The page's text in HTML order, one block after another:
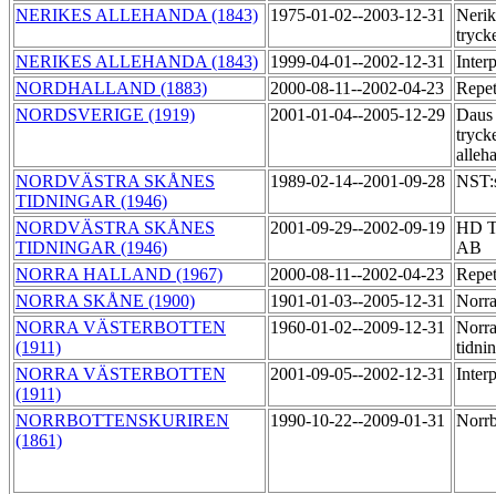
NERIKES ALLEHANDA (1843)
1975-01-02--2003-12-31
NERIKES ALLEHANDA (1843)
1999-04-01--2002-12-31
NORDHALLAND (1883)
2000-08-11--2002-04-23
NORDSVERIGE (1919)
2001-01-04--2005-12-29 Daus
NORDVÄSTRA SKÅNES
TIDNINGAR (1946)
1989-02-14--2001-09-28
NORDVÄSTRA SKÅNES
TIDNINGAR (1946)
2001-09-29--2002-09-19 HD
AB
NORRA HALLAND (1967)
2000-08-11--2002-04-23
NORRA SKÅNE (1900)
1901-01-03--2005-12-31
NORRA VÄSTERBOTTEN
(1911)
1960-01-02--2009-12-31
NORRA VÄSTERBOTTEN
(1911)
2001-09-05--2002-12-31
NORRBOTTENSKURIREN
(1861)
1990-10-22--2009-01-31